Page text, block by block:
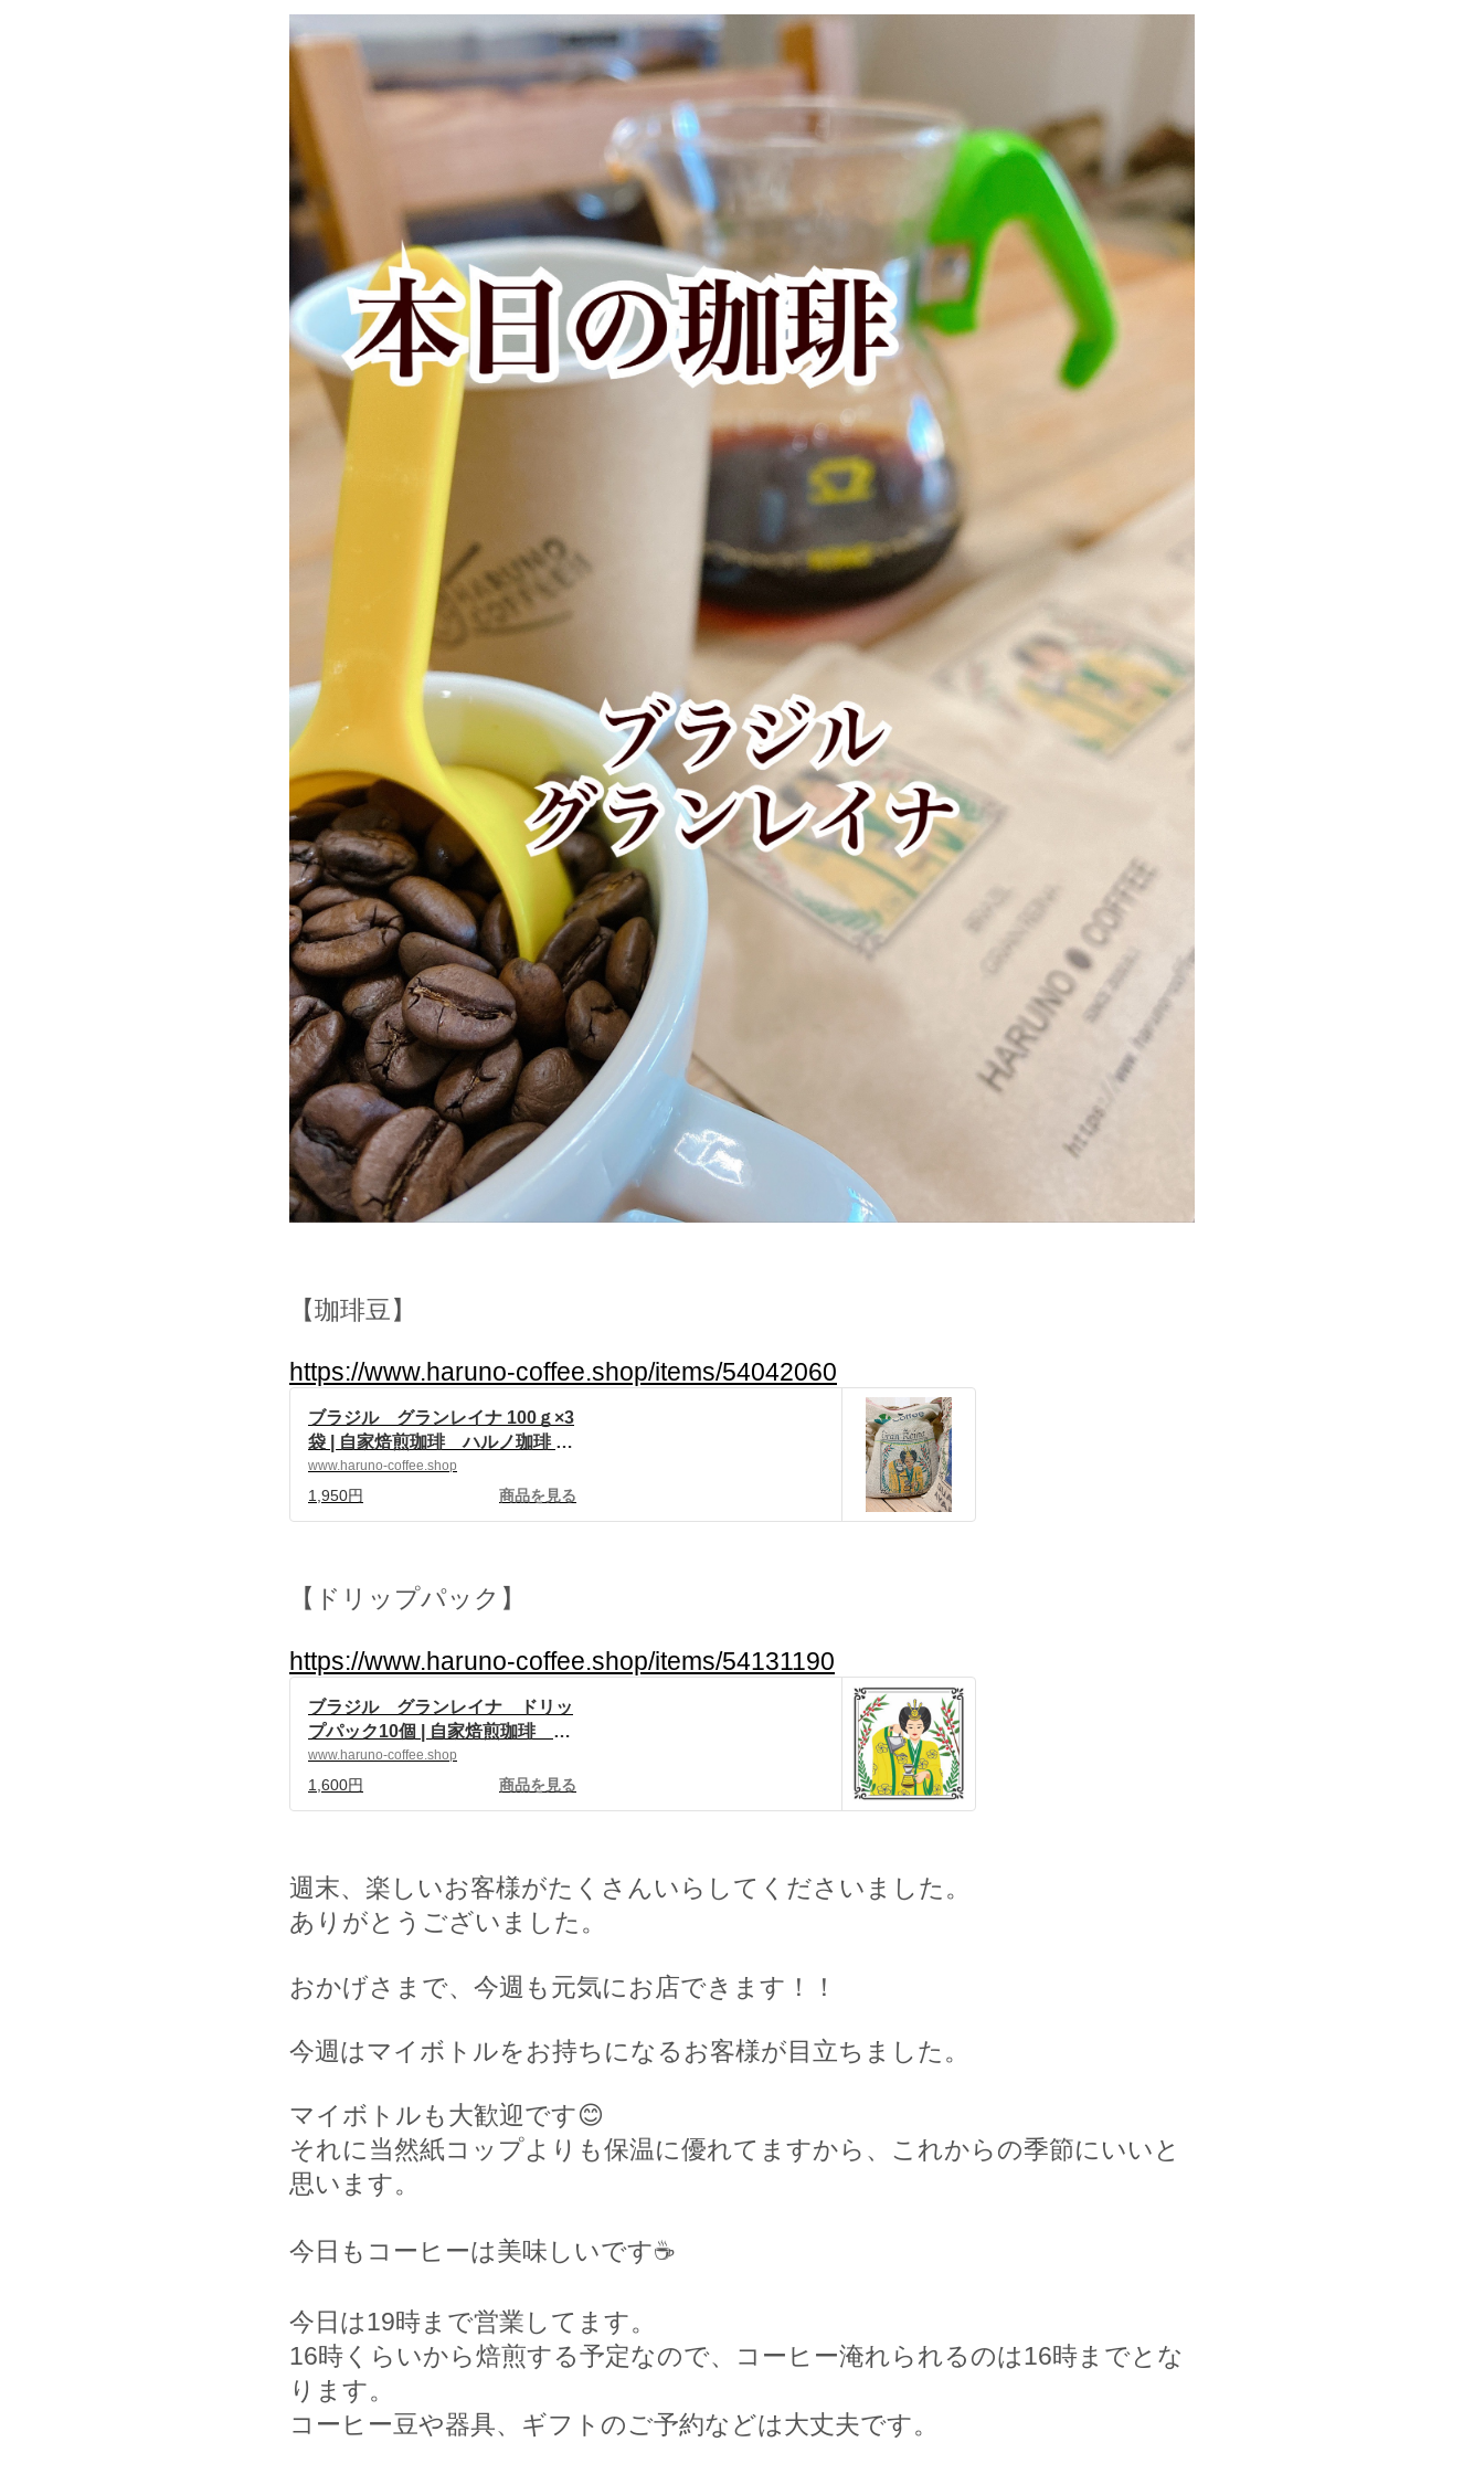
【珈琲豆】
https://www.haruno-coffee.shop/items/54042060
ブラジル グランレイナ 100ｇ×3
袋 | 自家焙煎珈琲 ハルノ珈琲 p
owered by BASE
www.haruno-coffee.shop
1,950円 商品を見る
【ドリップパック】
https://www.haruno-coffee.shop/items/54131190
ブラジル グランレイナ ドリッ
プパック10個 | 自家焙煎珈琲 ハ
ルノ珈琲 powered by BASE
www.haruno-coffee.shop
1,600円 商品を見る
週末、楽しいお客様がたくさんいらしてくださいました。
ありがとうございました。
おかげさまで、今週も元気にお店できます！！
今週はマイボトルをお持ちになるお客様が目立ちました。
マイボトルも大歓迎です😊
それに当然紙コップよりも保温に優れてますから、これからの季節にいいと
思います。
今日もコーヒーは美味しいです☕️
今日は19時まで営業してます。
16時くらいから焙煎する予定なので、コーヒー淹れられるのは16時までとな
ります。
コーヒー豆や器具、ギフトのご予約などは大丈夫です。